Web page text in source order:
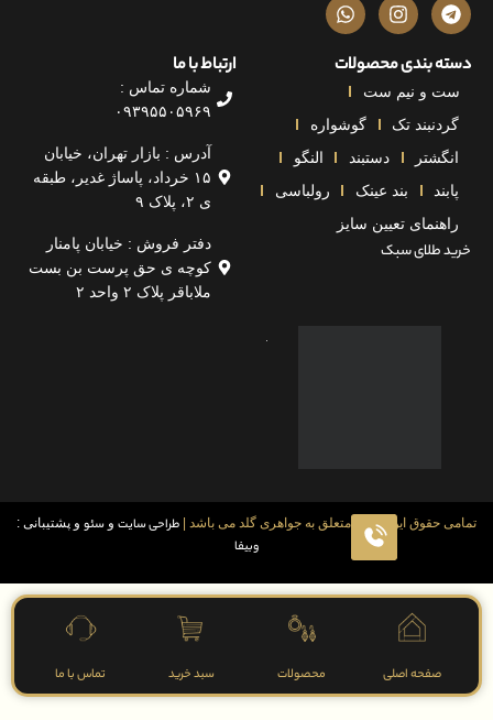
محصولات
نیم ست
تک
گوشواره
دستبند
النگو
بند عینک
رولباسی
تعیین سایز
سبک
ارتباط با ما
شماره تماس :
۰۹۳۹۵۵۰۵۹۶۹
آدرس : بازار تهران، خیابان
۱۵ خرداد، پاساژ غدیر، طبقه
ی ۲، پلاک ۹
دفتر فروش : خیابان پامنار
کوچه ی حق پرست بن بست
ملاباقر پلاک ۲ واحد ۲
این سایت متعلق به جواهری گلد می باشد | طراحی سایتوسئوو پشتیبانی :
اصلی محصولات